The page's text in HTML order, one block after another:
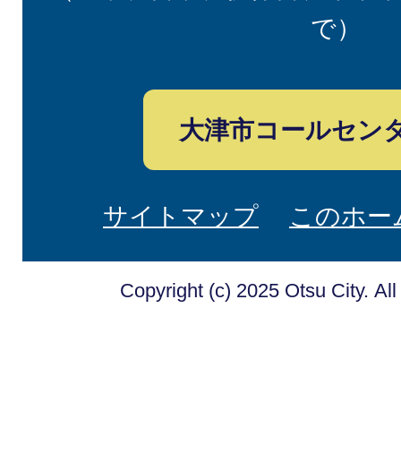
で）
大津市コールセン
サイトマップ このホ
Copyright (c) 2025 Otsu City.